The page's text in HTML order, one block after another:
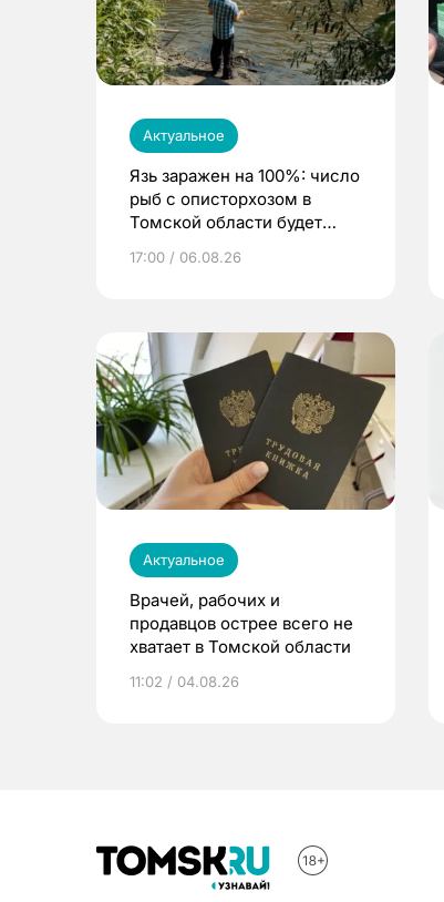
Актуальное
Язь заражен на 100%: число
рыб с описторхозом в
Томской области будет
17:00 / 06.08.26
Актуальное
Врачей, рабочих и
продавцов острее всего не
хватает в Томской области
11:02 / 04.08.26